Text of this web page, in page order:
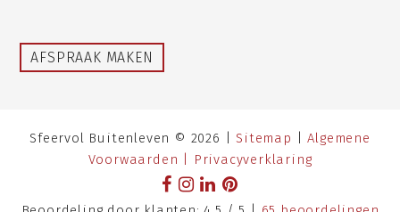
AFSPRAAK MAKEN
Sfeervol Buitenleven © 2026 |Sitemap |Algemene
Voorwaarden |
Privacyverklaring